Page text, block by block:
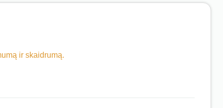
ir skaidrumą.